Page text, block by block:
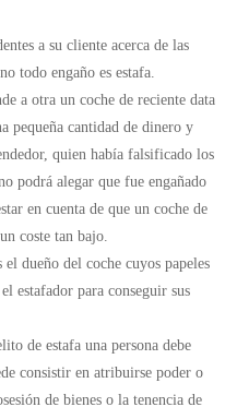
a su cliente acerca de las
todo engaño es estafa.
a otra un coche de reciente data
pequeña cantidad de dinero y
quien había falsificado los
podrá alegar que fue engañado
en cuenta de que un coche de
coste tan bajo.
dueño del coche cuyos papeles
estafador para conseguir sus
de estafa una persona debe
consistir en atribuirse poder o
de bienes o la tenencia de